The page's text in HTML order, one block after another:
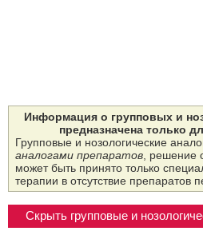
Информация о групповых и
предназначена только
Групповые и нозологические
аналогами препаратов , решение
может быть принято только
терапии в отсутствие препаратов
Скрыть групповые и